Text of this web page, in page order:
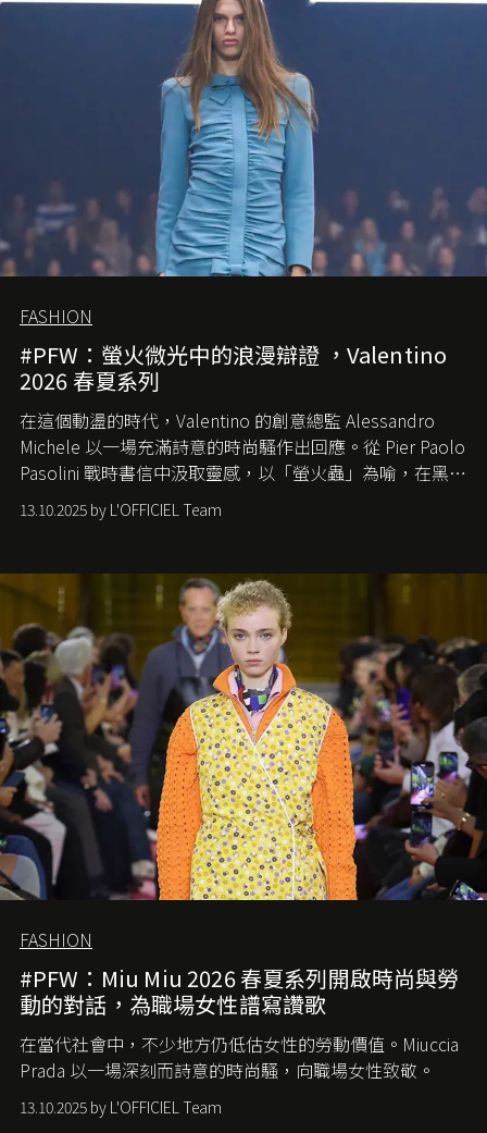
FASHION
#PFW：螢火微光中的浪漫辯證 ，Valentino
2026 春夏系列
在這個動盪的時代， Valentino 的創意總監 Alessandro
Michele 以一場充滿詩意的時尚騷作出回應。從 Pier Paolo
Pasolini 戰時書信中汲取靈感，以「螢火蟲」為喻，在黑暗
中找尋希望的微光。
13.10.2025 by L'OFFICIEL Team
FASHION
#PFW：Miu Miu 2026 春夏系列開啟時尚與勞
動的對話，為職場女性譜寫讚歌
在當代社會中，不少地方仍低估女性的勞動價值。 Miuccia
Prada 以一場深刻而詩意的時尚騷，向職場女性致敬。
13.10.2025 by L'OFFICIEL Team